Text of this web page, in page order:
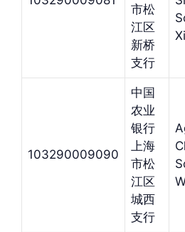
市松
江区
新桥
支行
103290009090
中国
农业
银行
上海
市松
江区
城西
支行